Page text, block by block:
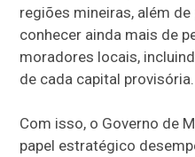
regiões mineiras, além
conhecer ainda mais de
moradores locais,
de cada capital provisória.
Com isso, o Governo de
papel estratégico